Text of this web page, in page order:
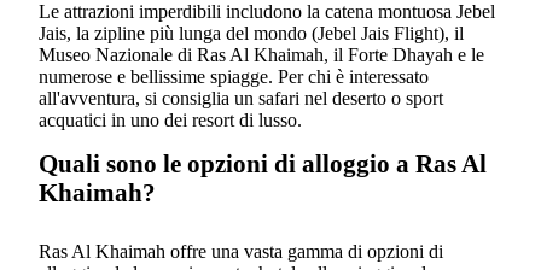
Le attrazioni imperdibili includono la catena montuosa Jebel
Jais, la zipline più lunga del mondo (Jebel Jais Flight), il
Museo Nazionale di Ras Al Khaimah, il Forte Dhayah e le
numerose e bellissime spiagge. Per chi è interessato
all'avventura, si consiglia un safari nel deserto o sport
acquatici in uno dei resort di lusso.
Quali sono le opzioni di alloggio a Ras Al
Khaimah?
Ras Al Khaimah offre una vasta gamma di opzioni di